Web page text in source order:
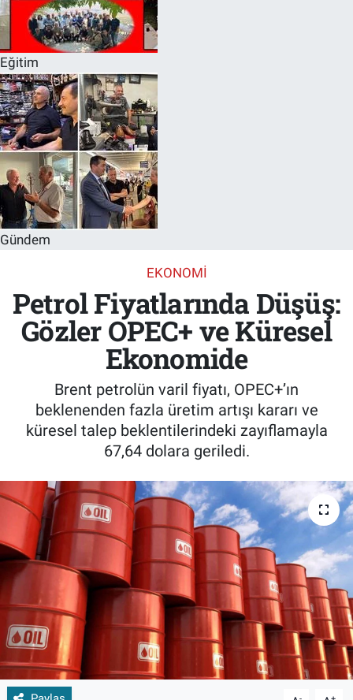
Eğitim
Gündem
EKONOMI
Petrol Fiyatlarında Düşüş:
Gözler OPEC+ ve Küresel
Ekonomide
Brent petrolün varil fiyatı, OPEC+’ın
beklenenden fazla üretim artışı kararı ve
küresel talep beklentilerindeki zayıflamayla
67,64 dolara geriledi.